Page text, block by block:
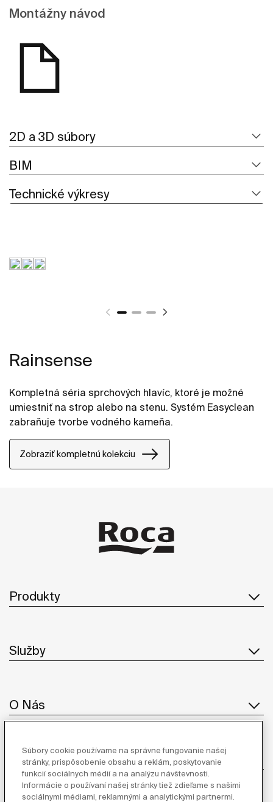
Montážny návod
2D a 3D súbory
BIM
Technické výkresy
Rainsense
Kompletná séria sprchových hlavíc, ktoré je možné
umiestniť na strop alebo na stenu. Systém Easyclean
zabraňuje tvorbe vodného kameňa.
Zobraziť kompletnú kolekciu
Produkty
Služby
O Nás
Inšpirácia
Sledujte nás
Súbory cookie používame na správne fungovanie našej
stránky, prispôsobenie obsahu a reklám, poskytovanie
funkcií sociálnych médií a na analýzu návštevnosti.
Informácie o používaní našej stránky tiež zdieľame s našimi
sociálnymi médiami, reklamnými a analytickými partnermi.